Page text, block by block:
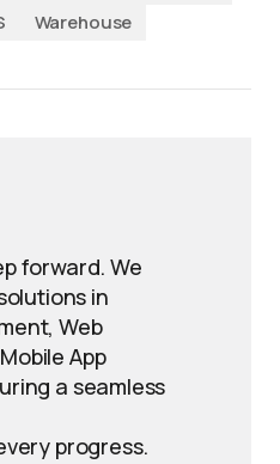
Warehouse
forward. We
in
Web
App
a seamless
progress.